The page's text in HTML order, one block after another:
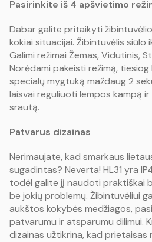
Pasirinkite iš 4 apšvietimo
Dabar galite pritaikyti
kokiai situacijai. Žibintuvėlis siūlo
Galimi režimai Žemas, Vidutinis,
Norėdami pakeisti režimą,
specialų mygtuką maždaug 2
laisvai reguliuoti lempos kampą
srautą.
Patvarus dizainas
Nerimaujate, kad smarkaus
sugadintas? Neverta! HL31 yra
todėl galite jį naudoti praktiškai
be jokių problemų. Žibintuvėliui
aukštos kokybės medžiagos,
patvarumu ir atsparumu dilimui.
dizainas užtikrina, kad prietaisas